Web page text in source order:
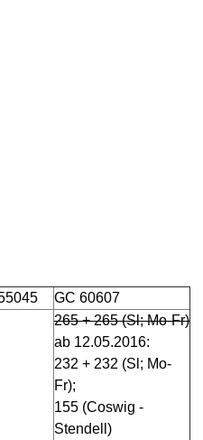
GC 60607
265 + 265 (Sl; Mo-Fr)
ab 12.05.2016:
232 + 232 (Sl; Mo-
Fr);
155 (Coswig -
Stendell)